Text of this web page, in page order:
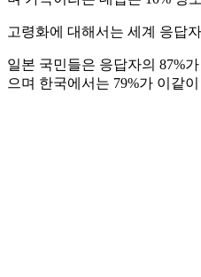
고령화에 대해서는 세계 응답
일본 국민들은 응답자의 87%
으며 한국에서는 79%가 이같